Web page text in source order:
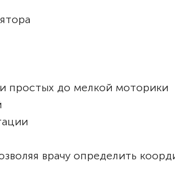
простых до мелкой моторики
врачу определить